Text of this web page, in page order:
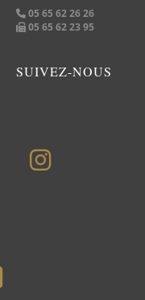
05 65 62 26 26
05 65 62 23 95
SUIVEZ-NOUS